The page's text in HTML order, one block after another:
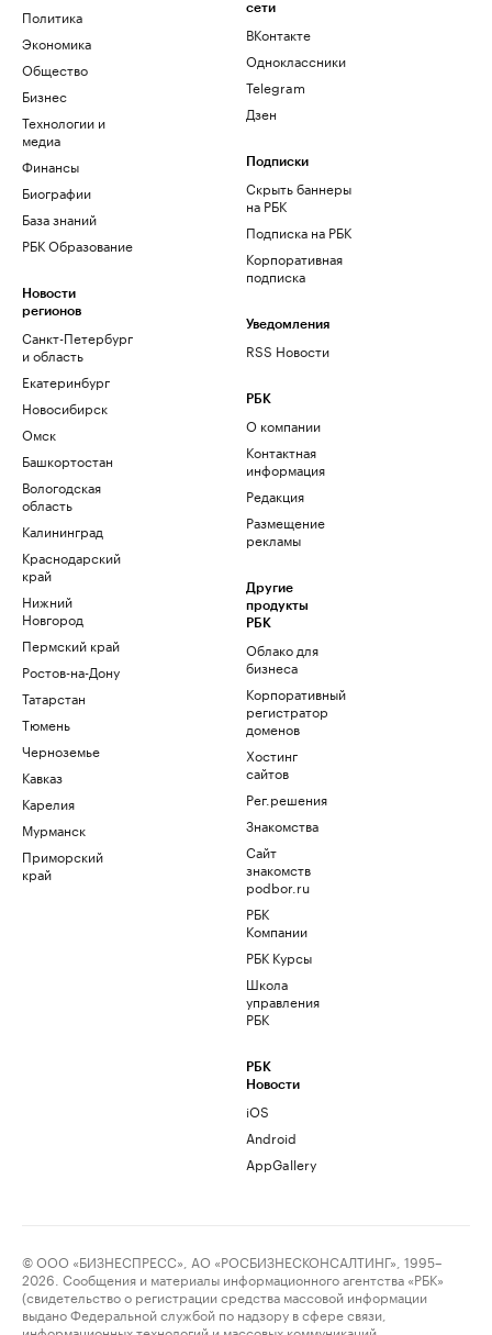
Политика
Экономика
Общество
Бизнес
Технологии и
медиа
Финансы
Биографии
База знаний
РБК Образование
Новости
регионов
Санкт-Петербург
и область
Екатеринбург
Новосибирск
Омск
Башкортостан
Вологодская
область
Калининград
Краснодарский
край
Нижний
Новгород
Пермский край
Ростов-на-Дону
Татарстан
Тюмень
Черноземье
Кавказ
Карелия
Мурманск
Приморский
край
сети
ВКонтакте
Одноклассники
Telegram
Дзен
Подписки
Скрыть баннеры
на РБК
Подписка на РБК
Корпоративная
подписка
Уведомления
RSS Новости
РБК
О компании
Контактная
информация
Редакция
Размещение
рекламы
Другие
продукты
РБК
Облако для
бизнеса
Корпоративный
регистратор
доменов
Хостинг
сайтов
Рег.решения
Знакомства
Сайт
знакомств
podbor.ru
РБК
Компании
РБК Курсы
Школа
управления
РБК
РБК
Новости
iOS
Android
AppGallery
© ООО «БИЗНЕСПРЕСС», АО «РОСБИЗНЕСКОНСАЛТИНГ», 1995–
2026. Сообщения и материалы информационного агентства «РБК»
(свидетельство о регистрации средства массовой информации
выдано Федеральной службой по надзору в сфере связи,